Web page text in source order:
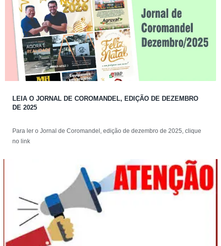
LEIA O JORNAL DE COROMANDEL, EDIÇÃO DE DEZEMBRO
DE 2025
Para ler o Jornal de Coromandel, edição de dezembro de 2025, clique
no link